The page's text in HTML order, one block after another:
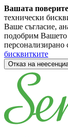
Вашата
технически
Ваше съгласие,
подобрим
персонализирано
бисквитките
Отказ на
Преминете към